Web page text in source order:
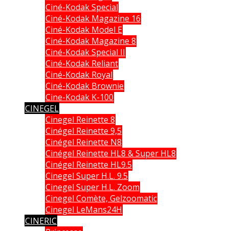
Ciné-Kodak Special
Ciné-Kodak Magazine 16
Ciné-Kodak Model E
Ciné-Kodak Magazine 8
Ciné-Kodak Special II
Ciné-Kodak Reliant
Ciné-Kodak Royal
Ciné-Kodak Brownie
Cine-Kodak K-100
CINEGEL
Cinegel Reinette 8
Cinégel Reinette 9,5
Cinégel Reinette N8
Cinégel Reinette HL8 & Super HL8
Cinégel Reinette HL9.5
Cinegel Super H.L. 9.5
Cinegel Super H.L. Zoom
Cinegel Comète, Gelzoomatic
Cinegel LeMans24H
CINERIC